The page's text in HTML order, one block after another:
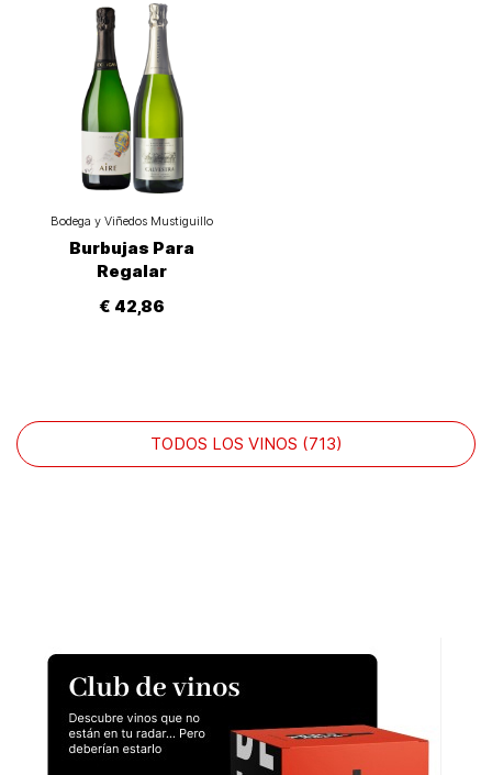
Bodega y Viñedos Mustiguillo
Burbujas Para
Regalar
€ 42,86
TODOS LOS VINOS (713)